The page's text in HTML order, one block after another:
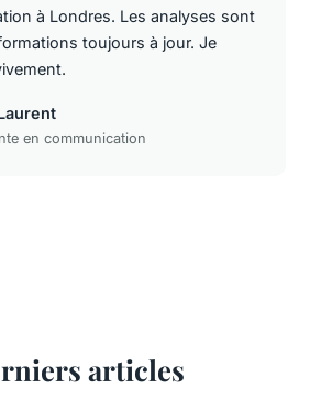
à Londres. Les analyses sont
toujours à jour. Je
en communication
articles